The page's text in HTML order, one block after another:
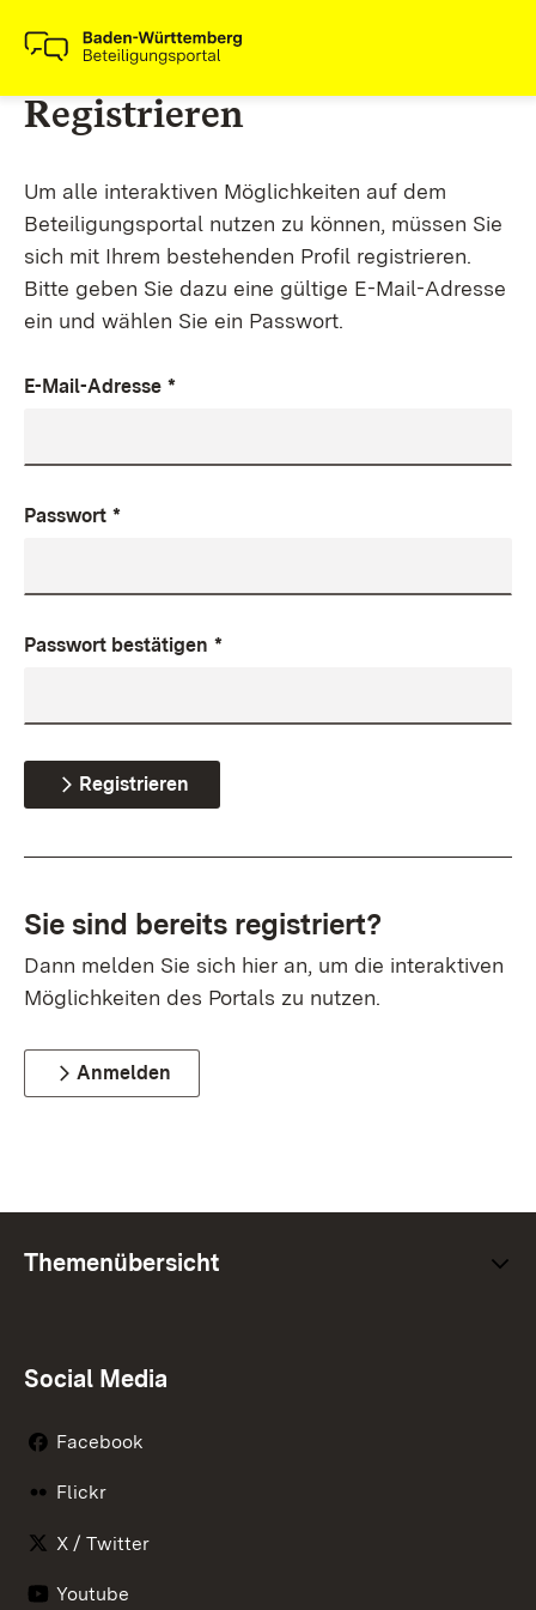
Registrieren
Um alle interaktiven Möglichkeiten auf dem
Beteiligungsportal nutzen zu können, müssen Sie
sich mit Ihrem bestehenden Profil registrieren.
Bitte geben Sie dazu eine gültige E-Mail-Adresse
ein und wählen Sie ein Passwort.
E-Mail-Adresse *
Passwort *
Passwort bestätigen *
Registrieren
Sie sind bereits registriert?
Dann melden Sie sich hier an, um die interaktiven
Möglichkeiten des Portals zu nutzen.
Anmelden
Themenübersicht
Social Media
Facebook
Flickr
X / Twitter
Youtube